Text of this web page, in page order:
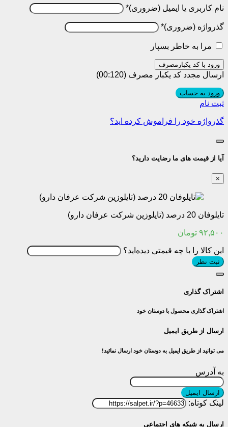
نام کاربری یا ایمیل *
گذرواژه *
مرا به خاطر بسپار
ورود با کد یکبارمصرف
ارسال مجدد کد یکبار مصرف (00:
120
)
ورود به حساب
ثبت نام
گذرواژه خود را فراموش کرده اید؟
آیا از قیمت های ما رضایت دارید؟
×
تایلوفان 20 درصد (تایلوزین شرکت عرفان دارو)
۹۲,۵۰۰ تومان
این کالا را با چه قیمتی دیده‌اید؟
ثبت نظر
اشتراک گذاری
اشتراک گذاری محصول با دوستان خود
ارسال از طریق ایمیل
می توانید از طریق ایمیل به دوستان خود ارسال نمائید!
به آدرس
ارسال ایمیل
لینک کوتاه:
ارسال به شبکه های اجتماعی